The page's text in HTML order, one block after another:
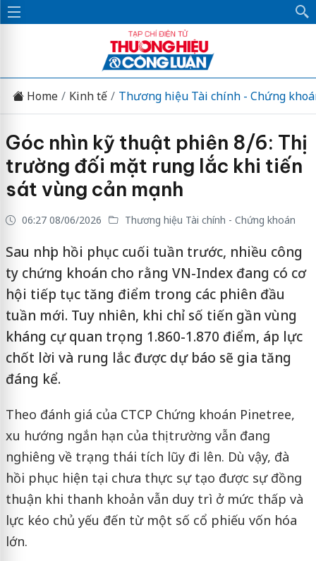
Home Kinh tế Thương hiệu Tài chính - Chứng
Góc nhìn kỹ thuật phiên 8/6: Thị
trường đối mặt rung lắc khi tiến
sát vùng cản mạnh
06:27 08/06/2026 Thương hiệu Tài chính - Chứng khoán
Sau nhịp hồi phục cuối tuần trước, nhiều công
ty chứng khoán cho rằng VN-Index đang có cơ
hội tiếp tục tăng điểm trong các phiên đầu
tuần mới. Tuy nhiên, khi chỉ số tiến gần vùng
kháng cự quan trọng 1.860-1.870 điểm, áp lực
chốt lời và rung lắc được dự báo sẽ gia tăng
đáng kể.
Theo đánh giá của CTCP Chứng khoán Pinetree,
xu hướng ngắn hạn của thị trường vẫn đang
nghiêng về trạng thái tích lũy đi lên. Dù vậy, đà
hồi phục hiện tại chưa thực sự tạo được sự đồng
thuận khi thanh khoản vẫn duy trì ở mức thấp và
lực kéo chủ yếu đến từ một số cổ phiếu vốn hóa
lớn.